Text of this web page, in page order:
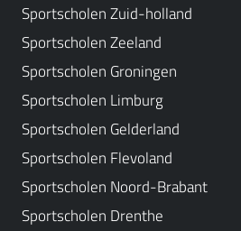
Sportscholen Zuid-holland
Sportscholen Zeeland
Sportscholen Groningen
Sportscholen Limburg
Sportscholen Gelderland
Sportscholen Flevoland
Sportscholen Noord-Brabant
Sportscholen Drenthe